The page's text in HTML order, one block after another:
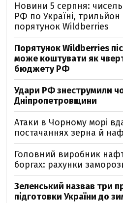
Новини 5 серпня:
РФ по Україні, трильйон
порятунок Wildberries
Порятунок Wildberries
може коштувати як
бюджету РФ
Удари РФ знеструмили
Дніпропетровщини
Атаки в Чорному морі
постачаннях зерна й
Головний виробник
боргах: рахунки
Зеленський назвав три
підготовки України до